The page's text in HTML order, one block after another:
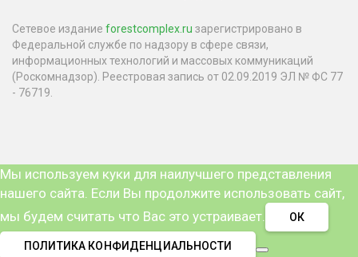
Сетевое издание forestcomplex.ru зарегистрировано в
Федеральной службе по надзору в сфере связи,
информационных технологий и массовых коммуникаций
(Роскомнадзор). Реестровая запись от 02.09.2019 ЭЛ № ФС 77
- 76719.
Мы используем куки для наилучшего представления
нашего сайта. Если Вы продолжите использовать сайт,
мы будем считать что Вас это устраивает.
ОК
ПОЛИТИКА КОНФИДЕНЦИАЛЬНОСТИ